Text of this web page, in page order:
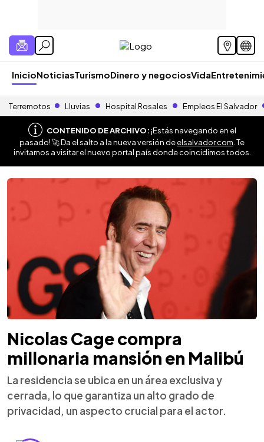
InicioNoticiasTurismoDinero y negociosVida
Terremotos Lluvias Hospital Rosales Empleos El Salvador
CONTENIDO DE ARCHIVO:¡Estás navegando en el
pasado! 🚀 Da el salto a la nueva versión deelsalvador.com . Te
invitamos a visitar el nuevo portal país donde coincidimos todos.
Nicolas Cage compra
millonaria mansión en Malibú
La residencia se ubica en un área exclusiva y
cerrada, lo que garantiza un alto grado de
privacidad, un aspecto crucial para el actor.